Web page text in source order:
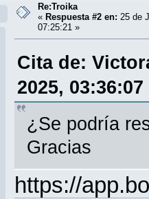
Re:Troika
« Respuesta #2 en: 25 de
07:25:21 »
Cita de:
2025, 03:36:07
¿Se podría
Gracias
https://